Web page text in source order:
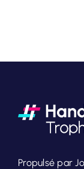
Propulsé par